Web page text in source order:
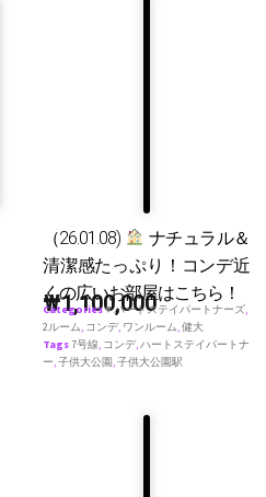
（26.01.08)
ナチュラル＆
清潔感たっぷり！コンデ近
くの広いお部屋はこちら！
₩1,100,000
Categories♥ ハートステイパートナーズ,
2ルーム, コンデ, ワンルーム,健大
Tags7号線, コンデ,ハートステイパートナ
ー,子供大公園 ,子供大公園駅